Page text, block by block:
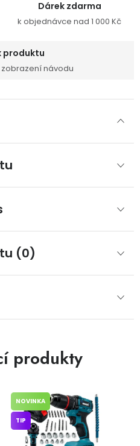
Dárek zdarma
k objednávce nad 1 000 Kč
produktu
návodu
(0)
produkty
NOVINKA
TIP